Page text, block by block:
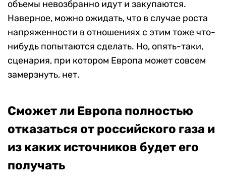
объемы невозбранно идут и закупаются.
Наверное, можно ожидать, что в случае роста
напряженности в отношениях с этим тоже что-
нибудь попытаются сделать. Но, опять-таки,
сценария, при котором Европа может совсем
замерзнуть, нет.
Сможет ли Европа полностью
отказаться от российского газа и
из каких источников будет его
получать